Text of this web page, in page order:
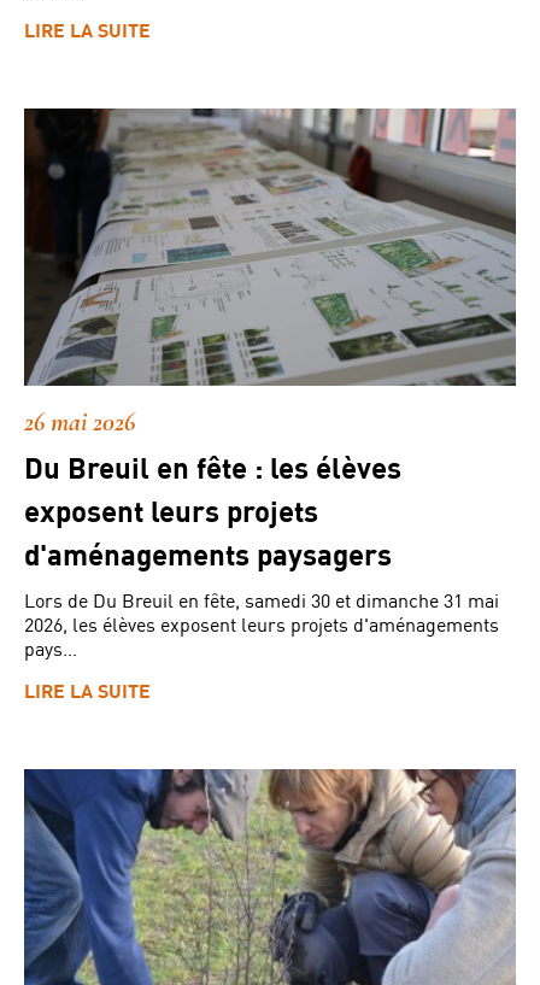
LIRE LA SUITE
26 mai 2026
Du Breuil en fête : les élèves
exposent leurs projets
d'aménagements paysagers
Lors de Du Breuil en fête, samedi 30 et dimanche 31 mai
2026, les élèves exposent leurs projets d'aménagements
pays...
LIRE LA SUITE